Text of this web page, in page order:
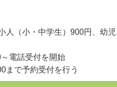
人（小・中学生）900円、幼
電話受付を開始
まで予約受付を行う